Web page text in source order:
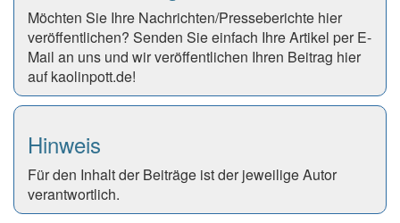
Möchten Sie Ihre Nachrichten/Presseberichte hier
veröffentlichen? Senden Sie einfach Ihre Artikel per E-
Mail an uns und wir veröffentlichen Ihren Beitrag hier
auf kaolinpott.de!
Hinweis
Für den Inhalt der Beiträge ist der jeweilige Autor
verantwortlich.